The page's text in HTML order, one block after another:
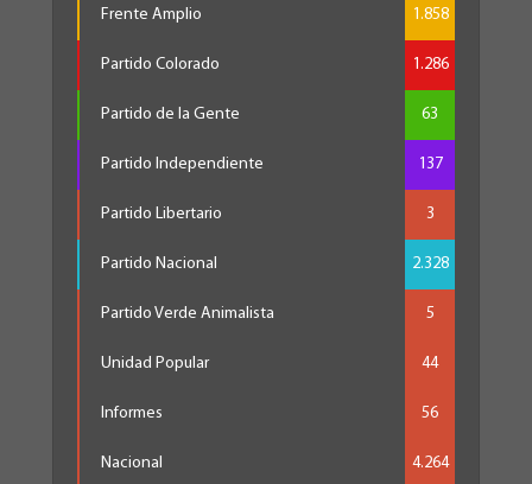
Frente Amplio 1.858
Partido Colorado 1.286
Partido de la Gente 63
Partido Independiente 137
Partido Libertario 3
Partido Nacional 2.328
Partido Verde Animalista 5
Unidad Popular 44
Informes 56
Nacional 4.264